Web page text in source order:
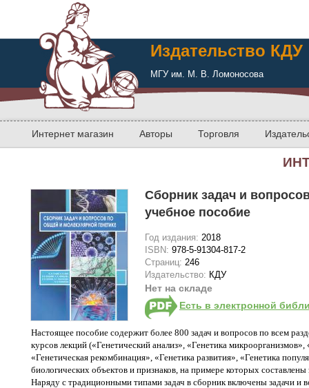
Издательство КДУ
МГУ им. М. В. Ломоносова
Интернет магазин Авторы Торговля
Сборник задач и
учебное пособие
Год издания: 2018
ISBN: 978-5-91304-817-2
Страниц: 246
Издательство: КДУ
Нет на складе
Есть в электронной
Настоящее пособие содержит более 800 задач и вопросов по всем
курсов лекций («Генетический анализ», «Генетика
«Генетическая рекомбинация», «Генетика развития», «Генетика
биологических объектов и признаков, на примере которых
Наряду с традиционными типами задач в сборник включены задачи и